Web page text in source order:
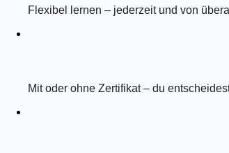
Flexibel lernen – jederzeit und von
Mit oder ohne Zertifikat – du